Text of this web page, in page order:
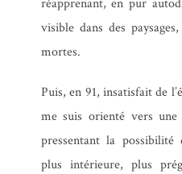
réapprenant, en pur
visible dans des
mortes.
Puis, en 91, insatisfait de
me suis orienté vers une
pressentant la possibilité
plus intérieure, plus